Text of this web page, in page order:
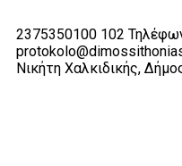
2375350100 102
Νικήτη Χαλκιδικής,